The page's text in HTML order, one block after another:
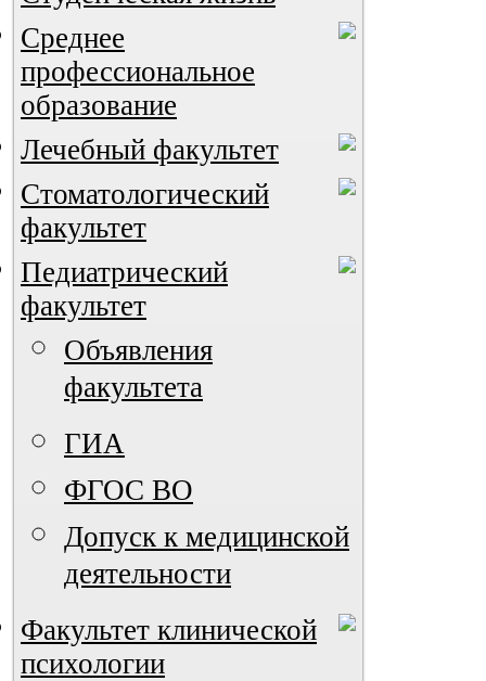
ВИА "Полигон"
Среднее
профессиональное
образование
Лечебный факультет
Стоматологический
факультет
Педиатрический
факультет
Объявления
факультета
ГИА
ФГОС ВО
Допуск к медицинской
деятельности
Факультет клинической
психологии